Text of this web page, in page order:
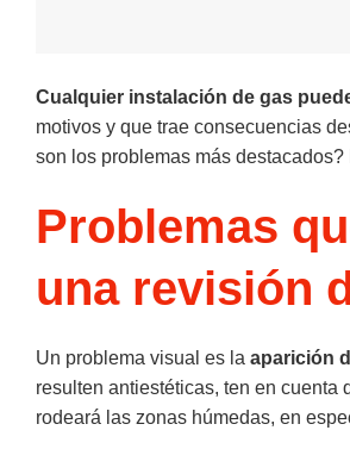
Cualquier instalación de gas
motivos y que trae consecuencias
son los problemas más
Problemas
una revisión
Un problema visual es la aparición
resulten antiestéticas, ten en cuenta
rodeará las zonas húmedas, en